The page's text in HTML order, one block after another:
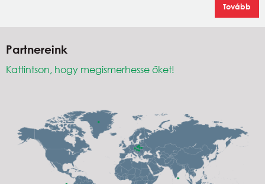
Tovább
Partnereink
Kattintson, hogy megismerhesse őket!